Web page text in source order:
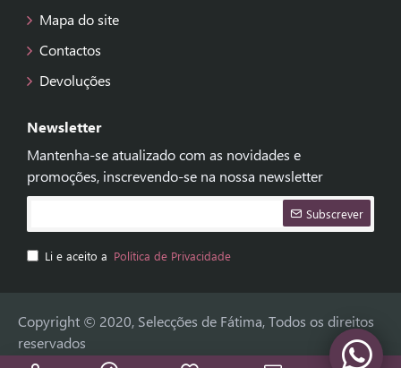
Mapa do site
Contactos
Devoluções
Newsletter
Mantenha-se atualizado com as novidades e
promoções, inscrevendo-se na nossa newsletter
Subscrever
Li e aceito a Política de Privacidade
Copyright © 2020, Selecções de Fátima, Todos os direitos
reservados